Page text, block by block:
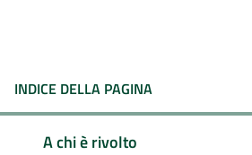
INDICE DELLA PAGINA
A chi è rivolto